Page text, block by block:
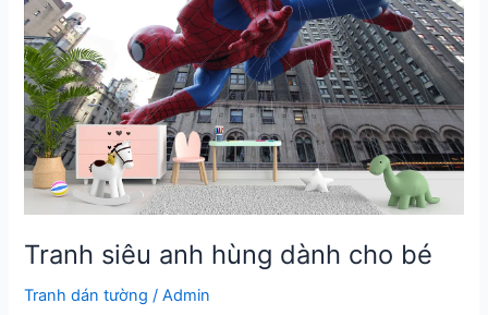
Tranh siêu anh hùng dành cho bé
Tranh dán tường /Admin